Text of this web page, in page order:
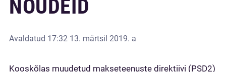
NÕUDEID
Avaldatud 17:32 13. märtsil 2019. a
Kooskõlas muudetud makseteenuste direktiivi (PSD2)